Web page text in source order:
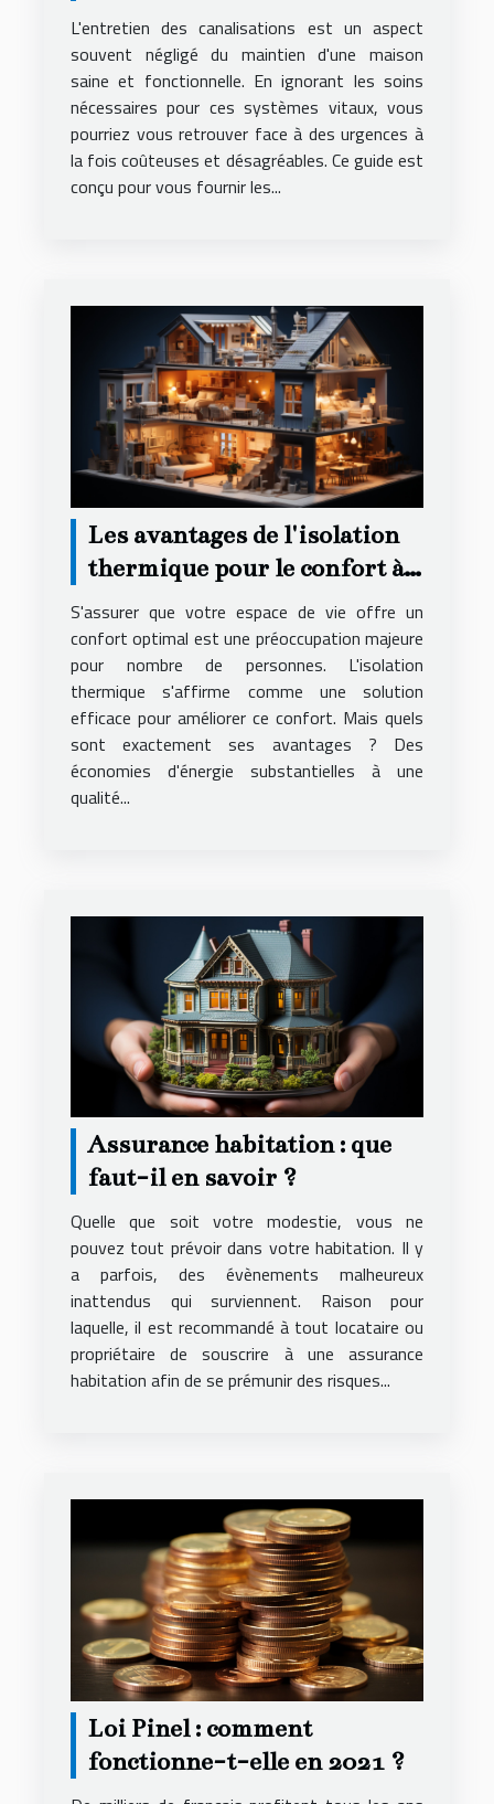
et éviter les urgences
L'entretien des canalisations est un aspect
souvent négligé du maintien d'une maison
saine et fonctionnelle. En ignorant les soins
nécessaires pour ces systèmes vitaux, vous
pourriez vous retrouver face à des urgences à
la fois coûteuses et désagréables. Ce guide est
conçu pour vous fournir les...
Les avantages de l'isolation
thermique pour le confort à
S'assurer que votre espace de vie offre un
confort optimal est une préoccupation majeure
pour nombre de personnes. L'isolation
thermique s'affirme comme une solution
efficace pour améliorer ce confort. Mais quels
sont exactement ses avantages ? Des
économies d'énergie substantielles à une
qualité...
Assurance habitation : que
faut-il en savoir ?
Quelle que soit votre modestie, vous ne
pouvez tout prévoir dans votre habitation. Il y
a parfois, des évènements malheureux
inattendus qui surviennent. Raison pour
laquelle, il est recommandé à tout locataire ou
propriétaire de souscrire à une assurance
habitation afin de se prémunir des risques...
Loi Pinel : comment
fonctionne-t-elle en 2021 ?